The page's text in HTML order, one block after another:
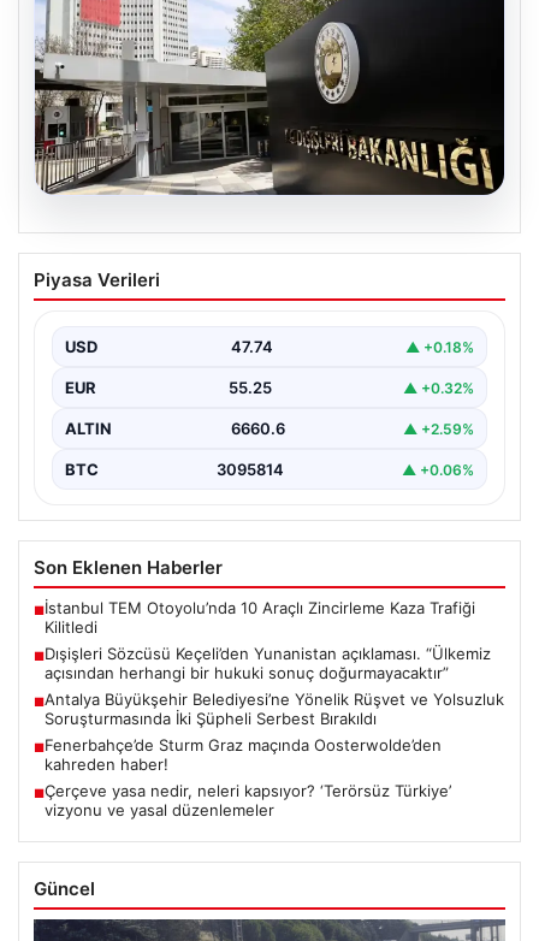
07.08.2026
Dışişleri Sözcüsü Keçeli’den
Yunanistan açıklaması. “Ülkemiz
doğurmayacaktır”
Piyasa Verileri
USD 47.74 ▲ +0.18%
EUR 55.25 ▲ +0.32%
ALTIN 6660.6 ▲ +2.59%
BTC 3095814 ▲ +0.06%
Son Eklenen Haberler
■İstanbul TEM Otoyolu’nda 10 Araçlı Zincirleme Kaza Trafiği
Kilitledi
■Dışişleri Sözcüsü Keçeli’den Yunanistan açıklaması. “Ülkemiz
açısından herhangi bir hukuki sonuç doğurmayacaktır”
■Antalya Büyükşehir Belediyesi’ne Yönelik Rüşvet ve Yolsuzluk
Soruşturmasında İki Şüpheli Serbest Bırakıldı
■Fenerbahçe’de Sturm Graz maçında Oosterwolde’den
kahreden haber!
■Çerçeve yasa nedir, neleri kapsıyor? ‘Terörsüz Türkiye’
vizyonu ve yasal düzenlemeler
Güncel